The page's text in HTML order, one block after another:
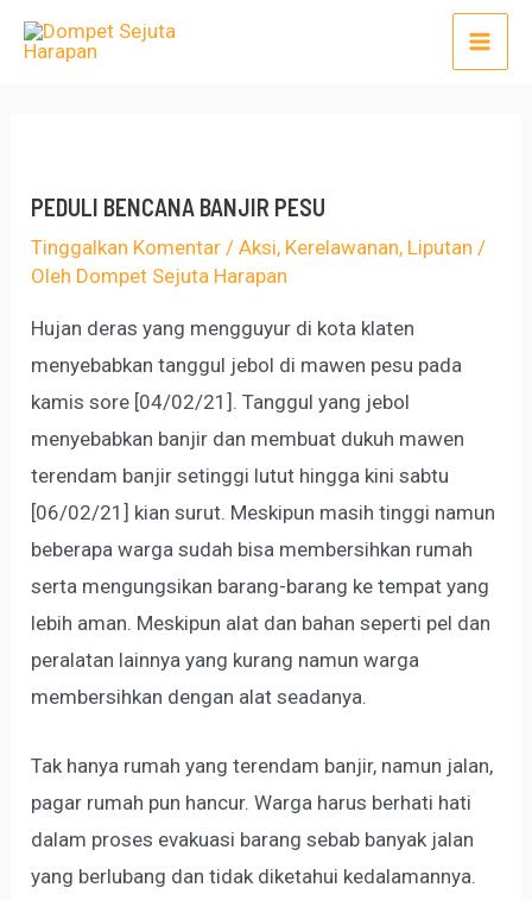
Lewati
Main
PEDULI BENCANA BANJIR PESU
Tinggalkan Komentar /Aksi, Kerelawanan, Liputan /
Oleh Dompet Sejuta Harapan
Hujan deras yang mengguyur di kota klaten
menyebabkan tanggul jebol di mawen pesu pada
kamis sore [04/02/21]. Tanggul yang jebol
menyebabkan banjir dan membuat dukuh mawen
terendam banjir setinggi lutut hingga kini sabtu
[06/02/21] kian surut. Meskipun masih tinggi namun
beberapa warga sudah bisa membersihkan rumah
serta mengungsikan barang-barang ke tempat yang
lebih aman. Meskipun alat dan bahan seperti pel dan
peralatan lainnya yang kurang namun warga
membersihkan dengan alat seadanya.
Tak hanya rumah yang terendam banjir, namun jalan,
pagar rumah pun hancur. Warga harus berhati hati
dalam proses evakuasi barang sebab banyak jalan
yang berlubang dan tidak diketahui kedalamannya.
Post
navigation